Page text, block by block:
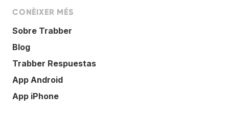
CONÈIXER MÉS
Sobre Trabber
Blog
Trabber Respuestas
App Android
App iPhone